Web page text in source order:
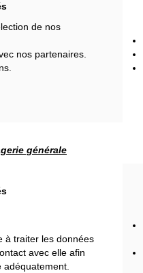
de nos
nos partenaires.
générale
à traiter les données
avec elle afin
adéquatement.